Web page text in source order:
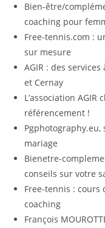
Bien-être/
coaching pour
Free-tennis.com :
sur mesure
AGIR : des
et Cernay
L’association
référencement !
mariage
Bienetre-
conseils sur votre
Free-tennis :
coaching
François